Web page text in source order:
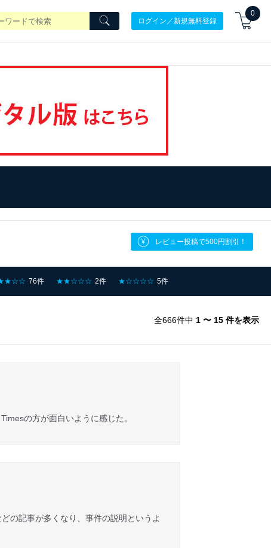
ログイン／新規無料登録
0
レビュー投稿で500円割引！
76件 ★★☆☆☆ 2件 ★☆☆☆☆ 5件
全666件中 1 〜 15 件を表示
の方が面白いように感じた。
の記事が多くなり、事件の説明というよ